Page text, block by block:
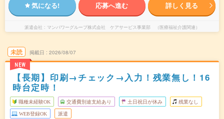
気になる! 応募へ進む 詳しく見る
派遣会社 マンパワーグループ株式会社 ケアサービス事業部 （医療福祉介護関連）
未読
NEW
掲載日 2026/08/07
【長期】印刷→チェック→入力！残業無し！16
時台定時！
職種未経験OK 交通費別途支給あり 土日祝日が休み 残業なし
WEB登録OK 派遣